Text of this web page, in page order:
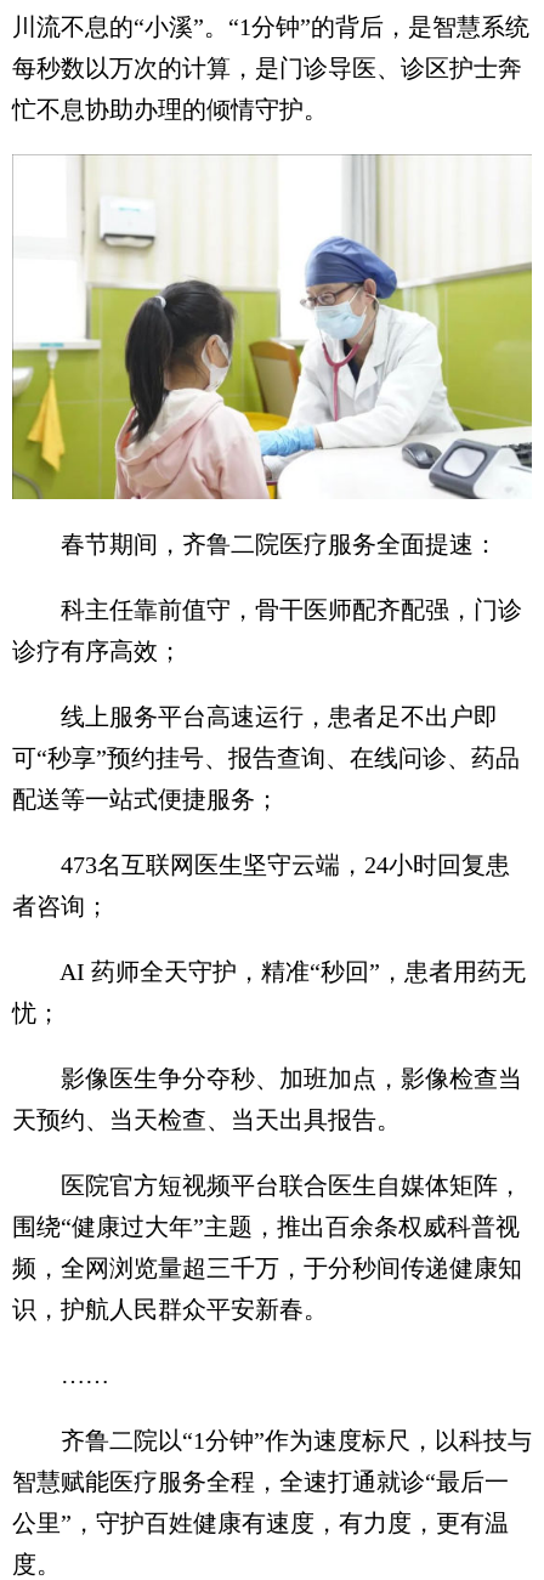
川流不息的“小溪”。“1分钟”的背后，是智慧系统
每秒数以万次的计算，是门诊导医、诊区护士奔
忙不息协助办理的倾情守护。
春节期间，齐鲁二院医疗服务全面提速：
科主任靠前值守，骨干医师配齐配强，门诊
诊疗有序高效；
线上服务平台高速运行，患者足不出户即
可“秒享”预约挂号、报告查询、在线问诊、药品
配送等一站式便捷服务；
473名互联网医生坚守云端，24小时回复患
者咨询；
AI 药师全天守护，精准“秒回”，患者用药无
忧；
影像医生争分夺秒、加班加点，影像检查当
天预约、当天检查、当天出具报告。
医院官方短视频平台联合医生自媒体矩阵，
围绕“健康过大年”主题，推出百余条权威科普视
频，全网浏览量超三千万，于分秒间传递健康知
识，护航人民群众平安新春。
……
齐鲁二院以“1分钟”作为速度标尺，以科技与
智慧赋能医疗服务全程，全速打通就诊“最后一
公里”，守护百姓健康有速度，有力度，更有温
度。